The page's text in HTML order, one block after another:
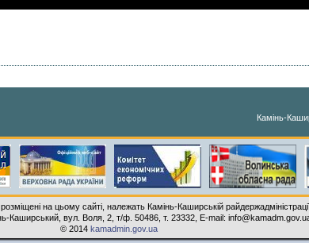
Камінь-
на цьому сайті, належать Камінь-Каширській
Каширський, вул. Воля, 2, т/ф. 50486, т. 23332, E-mail:
© 2014 kamadmin.gov.ua